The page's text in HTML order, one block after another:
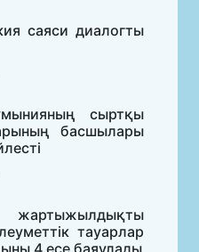
саяси диалогты
сыртқы
басшылары
тауарлар
4 есе баяулады